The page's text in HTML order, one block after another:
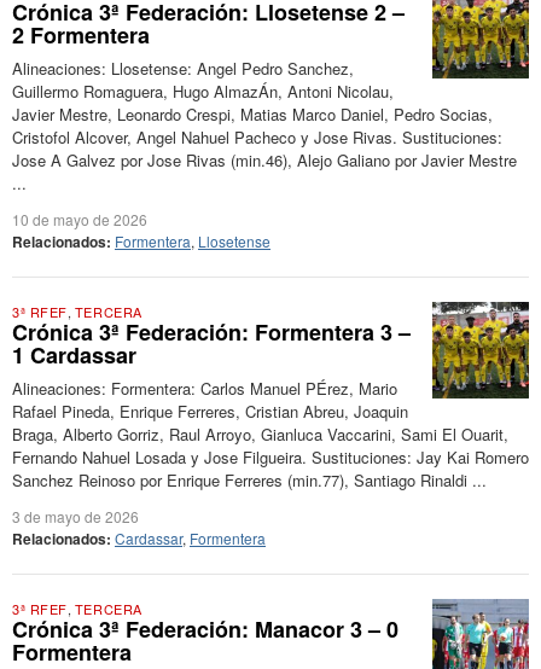
Crónica 3ª Federación: Llosetense 2 –
2 Formentera
Alineaciones: Llosetense: Angel Pedro Sanchez,
Guillermo Romaguera, Hugo AlmazÁn, Antoni Nicolau,
Javier Mestre, Leonardo Crespi, Matias Marco Daniel, Pedro Socias,
Cristofol Alcover, Angel Nahuel Pacheco y Jose Rivas. Sustituciones:
Jose A Galvez por Jose Rivas (min.46), Alejo Galiano por Javier Mestre
...
10 de mayo de 2026
Relacionados: Formentera, Llosetense
3ª RFEF, TERCERA
Crónica 3ª Federación: Formentera 3 –
1 Cardassar
Alineaciones: Formentera: Carlos Manuel PÉrez, Mario
Rafael Pineda, Enrique Ferreres, Cristian Abreu, Joaquin
Braga, Alberto Gorriz, Raul Arroyo, Gianluca Vaccarini, Sami El Ouarit,
Fernando Nahuel Losada y Jose Filgueira. Sustituciones: Jay Kai Romero
Sanchez Reinoso por Enrique Ferreres (min.77), Santiago Rinaldi ...
3 de mayo de 2026
Relacionados: Cardassar, Formentera
3ª RFEF, TERCERA
Crónica 3ª Federación: Manacor 3 – 0
Formentera